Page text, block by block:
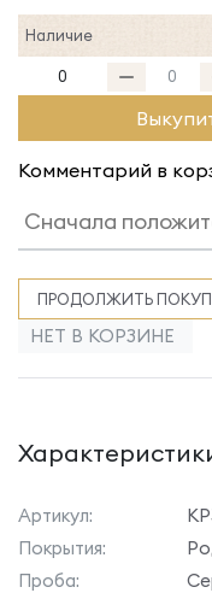
Наличие
0
Комментарий в
ПРОДОЛЖИТЬ
НЕТ В КОРЗИНЕ
Артикул:
Покрытия:
Проба: